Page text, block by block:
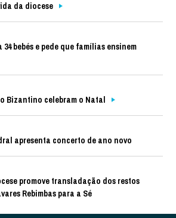
da diocese
bebés e pede que famílias ensinem
Bizantino celebram o Natal
apresenta concerto de ano novo
promove transladação dos restos
Rebimbas para a Sé